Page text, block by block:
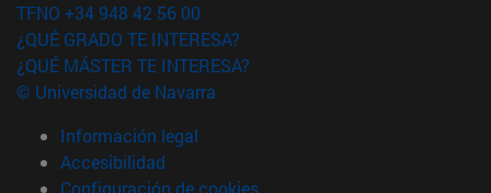
TFNO +34 948 42 56 00
¿QUÉ GRADO TE INTERESA?
¿QUÉ MÁSTER TE INTERESA?
© Universidad de Navarra
Información legal
Accesibilidad
Configuración de cookies